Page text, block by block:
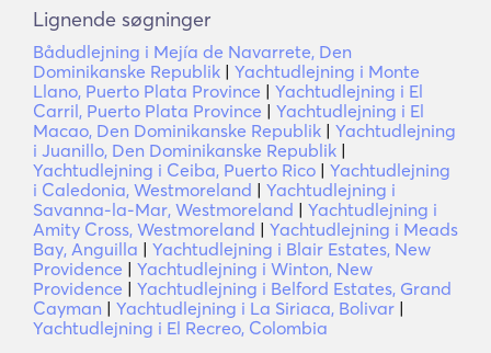
Lignende søgninger
Bådudlejning i Mejía de Navarrete, Den
Dominikanske Republik | Yachtudlejning i Monte
Llano, Puerto Plata Province | Yachtudlejning i El
Carril, Puerto Plata Province | Yachtudlejning i El
Macao, Den Dominikanske Republik | Yachtudlejning
i Juanillo, Den Dominikanske Republik |
Yachtudlejning i Ceiba, Puerto Rico | Yachtudlejning
i Caledonia, Westmoreland | Yachtudlejning i
Savanna-la-Mar, Westmoreland | Yachtudlejning i
Amity Cross, Westmoreland | Yachtudlejning i Meads
Bay, Anguilla | Yachtudlejning i Blair Estates, New
Providence | Yachtudlejning i Winton, New
Providence | Yachtudlejning i Belford Estates, Grand
Cayman | Yachtudlejning i La Siriaca, Bolivar |
Yachtudlejning i El Recreo, Colombia